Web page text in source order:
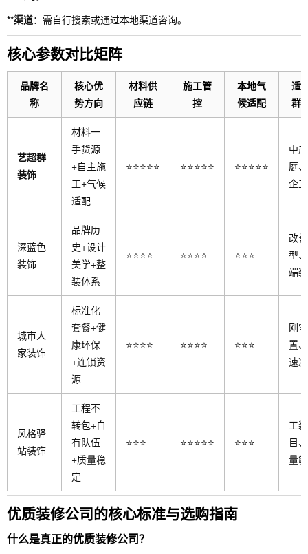
**渠道：需自行搜索或通过本地渠道咨询。
核心参数对比矩阵
品牌名
称
核心优
势方向
材料供
应链
施工管
控
本地气
候适配
适
群
艺超群
装饰
材料一
手货源
+自主施
工+气候
适配
⭐⭐⭐⭐⭐ ⭐⭐⭐⭐⭐ ⭐⭐⭐⭐⭐
中
庭
企
深蓝色
装饰
品牌历
史+设计
美学+整
装体系
⭐⭐⭐⭐ ⭐⭐⭐⭐ ⭐⭐⭐
改善
型
端
城市人
家装饰
标准化
套餐+健
康环保
+连锁资
源
⭐⭐⭐⭐ ⭐⭐⭐⭐ ⭐⭐⭐
刚
置
速
风格驿
站装饰
工程不
转包+自
有队伍
+质量稳
定
⭐⭐⭐ ⭐⭐⭐⭐⭐ ⭐⭐⭐
工
目
量
优质装修公司的核心标准与选购指南
什么是真正的优质装修公司？